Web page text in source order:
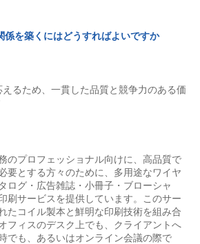
係を築くにはどうすればよいですか
るため、一貫した品質と競争力のある価
のプロフェッショナル向けに、高品質で
要とする方々のために、多用途なワイヤ
ログ・広告雑誌・小冊子・ブローシャ
刷サービスを提供しています。このサー
たコイル製本と鮮明な印刷技術を組み合
フィスのデスク上でも、クライアントへ
でも、あるいはオンライン会議の際で